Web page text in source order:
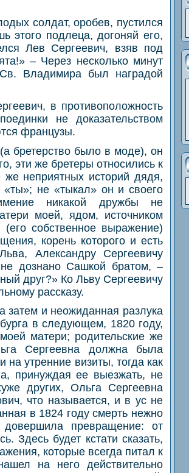
солдат, оробев, пустился
этого подлеца, догоняй его,
Лев Сергеевич, взяв под
– Через несколько минут
Владимира был наградой
в противоположность
не доказательством
французы.
бретерство было в моде), он
эти же бретеры относились к
неприятных историй дядя,
не «тыкал» он и своего
никакой дружбы не
моей, ядом, источником
собственное выражение)
корень которого и есть
Александру Сергеевичу
дознано Сашкой братом, –
друг?» Ко Льву Сергеевичу
рассказу.
затем и неожиданная разлука
в следующем, 1820 году,
матери; родительские же
Сергеевна должна была
утренние визиты, тогда как
принуждая ее выезжать, не
других, Ольга Сергеевна
что называется, и в ус не
в 1824 году смерть нежно
превращение: от
Здесь будет кстати сказать,
которые всегда питал к
на него действительно